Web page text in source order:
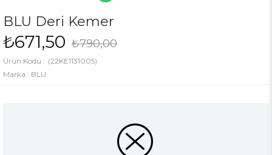
BLU Deri Kemer
₺790,00
₺671,50
(22KE1131005)
Marka : BLU